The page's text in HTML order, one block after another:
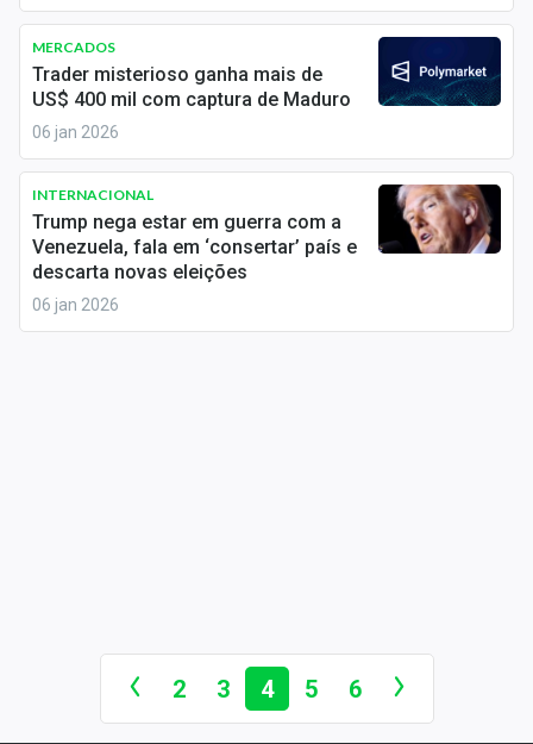
Contato
MERCADOS
Trader misterioso ganha mais de
US$ 400 mil com captura de Maduro
06 jan 2026
INTERNACIONAL
Trump nega estar em guerra com a
Venezuela, fala em ‘consertar’ país e
descarta novas eleições
06 jan 2026
2 3 4 5 6